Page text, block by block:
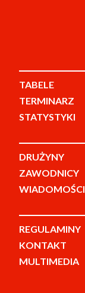
TABELE
TERMINARZ
STATYSTYKI
DRUŻYNY
ZAWODNICY
WIADOMOŚCI
REGULAMINY
KONTAKT
MULTIMEDIA